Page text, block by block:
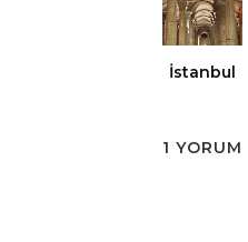
İstanbul
1 YORUM